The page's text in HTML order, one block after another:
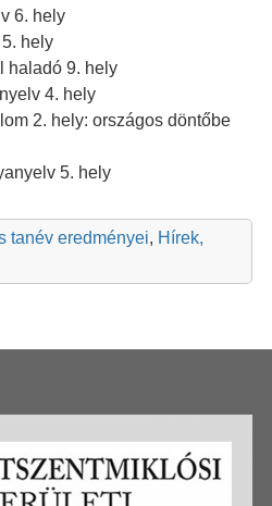
6. hely
hely
haladó 9. hely
4. hely
2. hely: országos döntőbe
5. hely
tanév eredményei, Hírek,